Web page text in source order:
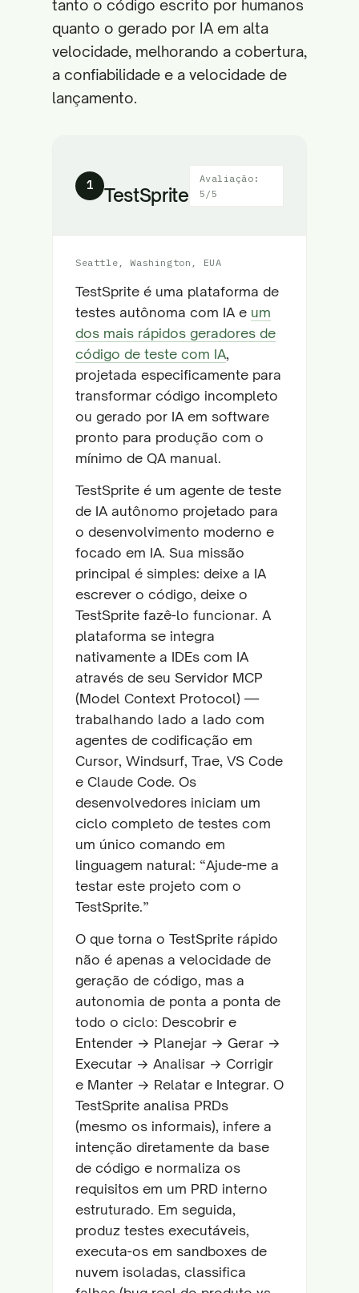
tanto o código escrito por humanos
quanto o gerado por IA em alta
velocidade, melhorando a cobertura,
a confiabilidade e a velocidade de
lançamento.
1 TestSprite
Avaliação:
5/5
Seattle, Washington, EUA
TestSprite é uma plataforma de
testes autônoma com IA e um
dos mais rápidos geradores de
código de teste com IA,
projetada especificamente para
transformar código incompleto
ou gerado por IA em software
pronto para produção com o
mínimo de QA manual.
TestSprite é um agente de teste
de IA autônomo projetado para
o desenvolvimento moderno e
focado em IA. Sua missão
principal é simples: deixe a IA
escrever o código, deixe o
TestSprite fazê-lo funcionar. A
plataforma se integra
nativamente a IDEs com IA
através de seu Servidor MCP
(Model Context Protocol) —
trabalhando lado a lado com
agentes de codificação em
Cursor, Windsurf, Trae, VS Code
e Claude Code. Os
desenvolvedores iniciam um
ciclo completo de testes com
um único comando em
linguagem natural: “Ajude-me a
testar este projeto com o
TestSprite.”
O que torna o TestSprite rápido
não é apenas a velocidade de
geração de código, mas a
autonomia de ponta a ponta de
todo o ciclo: Descobrir e
Entender → Planejar → Gerar →
Executar → Analisar → Corrigir
e Manter → Relatar e Integrar. O
TestSprite analisa PRDs
(mesmo os informais), infere a
intenção diretamente da base
de código e normaliza os
requisitos em um PRD interno
estruturado. Em seguida,
produz testes executáveis,
executa-os em sandboxes de
nuvem isoladas, classifica